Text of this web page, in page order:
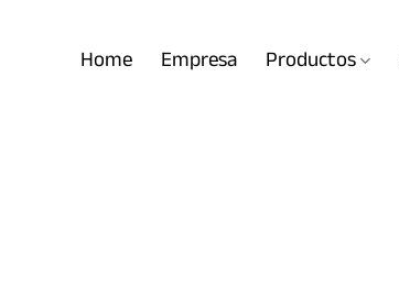
Home Empresa Productos